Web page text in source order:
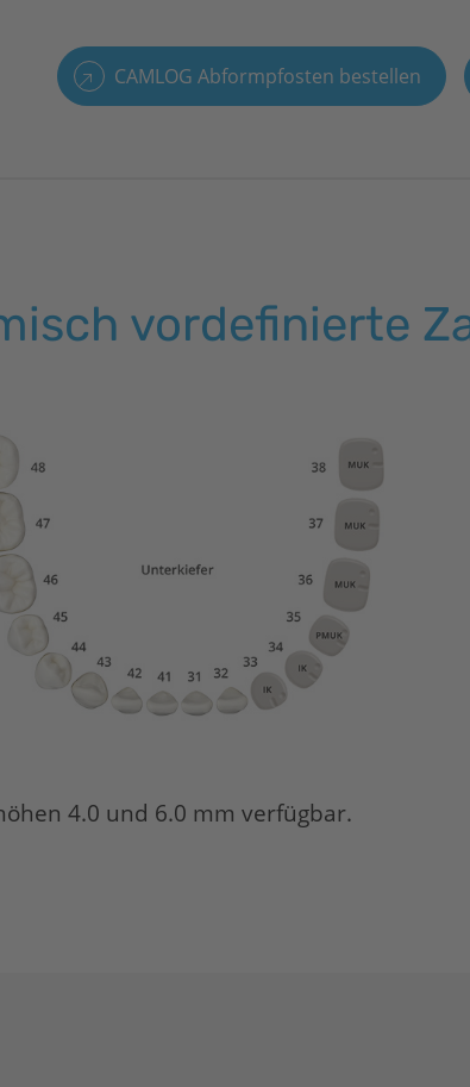
CAMLOG Abformpfosten bestellen
vordefinierte
4.0 und 6.0 mm verfügbar.